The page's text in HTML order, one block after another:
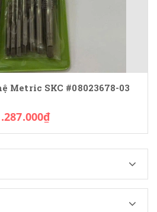
Metric SKC #08023678-03